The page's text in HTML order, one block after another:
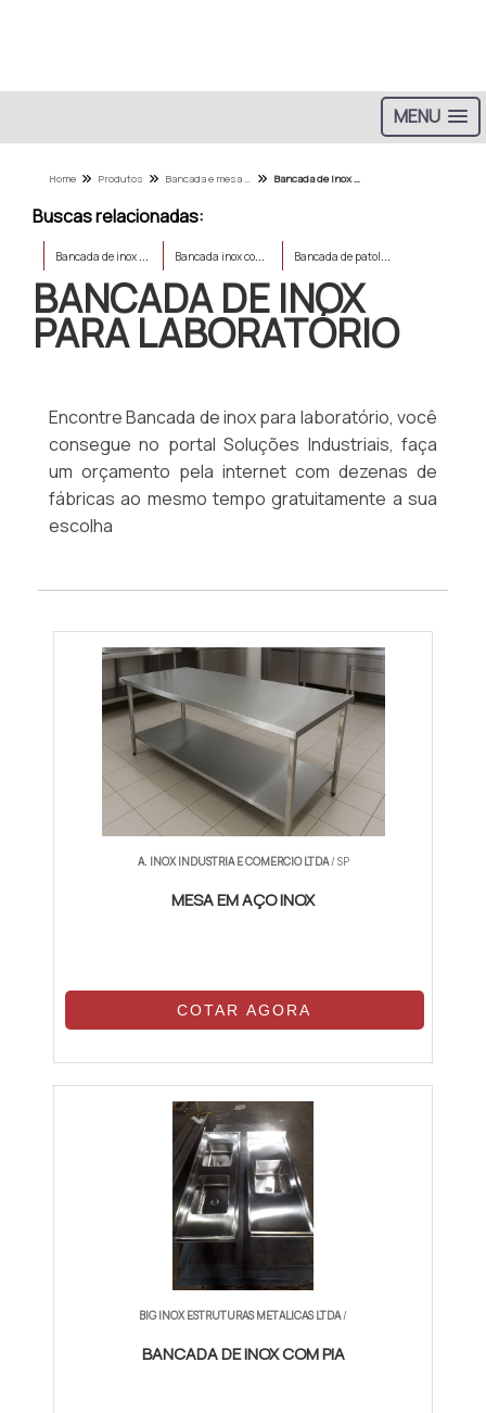
MENU
Home Produtos Bancada e mesa de aco inox - Categoria Bancada de inox para laboratório
Buscas relacionadas:
B
ancada de inox para cozinha B
ancada inox com pia B
ancada de patologia
BANCADA DE INOX
PARA LABORATÓRIO
Encontre Bancada de inox para laboratório, você
consegue no portal Soluções Industriais, faça
um orçamento pela internet com dezenas de
fábricas ao mesmo tempo gratuitamente a sua
escolha
A. INOX INDUSTRIA E COMERCIO LTDA/ SP
MESA EM AÇO INOX
COTAR AGORA
BIG INOX ESTRUTURAS METALICAS LTDA/
BANCADA DE INOX COM PIA